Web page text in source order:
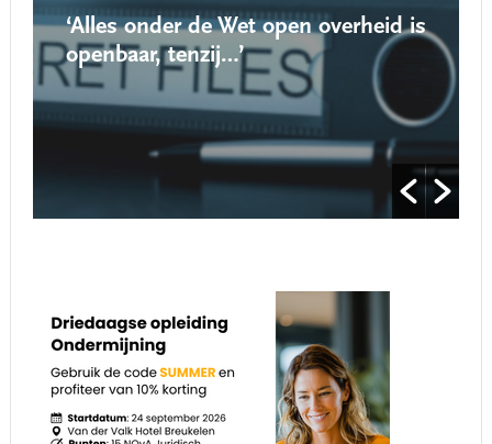
‘Alles onder de Wet open overheid is
openbaar, tenzij…’